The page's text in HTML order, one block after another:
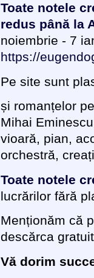
Toate notele
redus până la
noiembrie - 7
https://
Pe site sunt
și romanțelor
Mihai
vioară, pian,
orchestră,
Toate notele
lucrărilor fără
Menționăm că
descărca
Vă dorim